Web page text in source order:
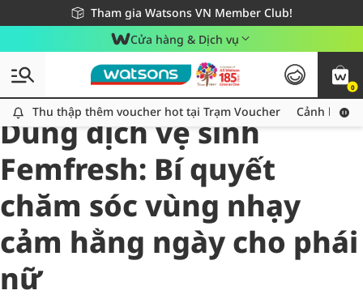
Tham gia Watsons VN Member Club!
Miễn phí giao hàng cho đơn hàng từ 249,000Đ
Giao hàng nhanh 24h - Áp dụng khu vực TP. Hồ Chí Minh
Cửa hàng & Dịch vụ
0
Thu thập thêm voucher hot tại Trạm Voucher
Thu thập thêm voucher hot tại Trạm Voucher Cảnh báo
All
Chăm Sóc Cá Nhân
Dung dịch vệ sinh
Femfresh: Bí quyết
chăm sóc vùng nhạy
cảm hằng ngày cho phái
nữ